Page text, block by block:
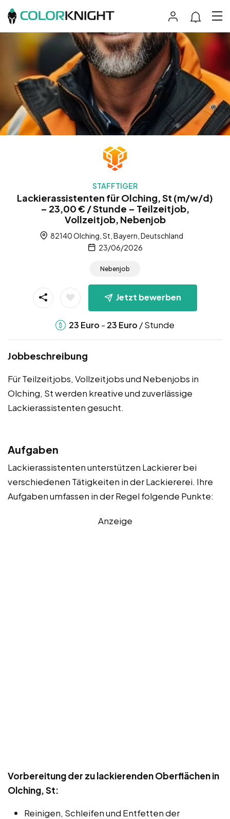
STAFFTIGER
Lackierassistenten für Olching, St (m/w/d)
– 23,00 € / Stunde – Teilzeitjob,
Vollzeitjob, Nebenjob
82140 Olching, St, Bayern, Deutschland
23/06/2026
Nebenjob
Jetzt bewerben
23 Euro - 23 Euro / Stunde
Jobbeschreibung
Für Teilzeitjobs, Vollzeitjobs und Nebenjobs in
Olching, St werden kreative und zuverlässige
Lackierassistenten gesucht.
Aufgaben
Lackierassistenten unterstützen Lackierer bei
verschiedenen Tätigkeiten in der Lackiererei. Ihre
Aufgaben umfassen in der Regel folgende Punkte:
Anzeige
Vorbereitung der zu lackierenden Oberflächen in
Olching, St:
Reinigen, Schleifen und Entfetten der